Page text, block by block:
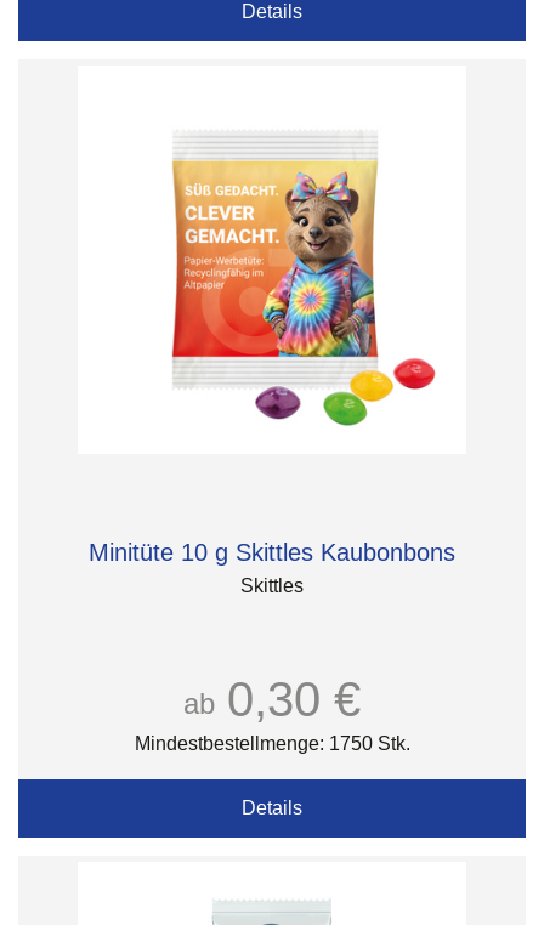
Details
Minitüte 10 g Skittles Kaubonbons
Skittles
ab 0,30 €
Mindestbestellmenge: 1750 Stk.
Details